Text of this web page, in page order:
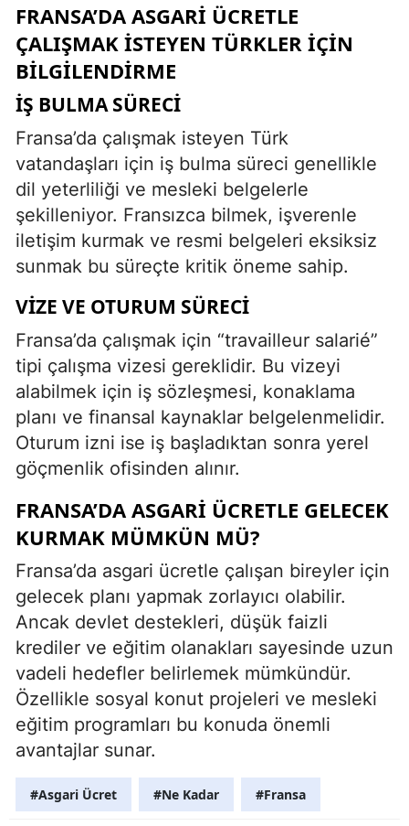
FRANSA’DA ASGARI ÜCRETLE
ÇALIŞMAK İSTEYEN TÜRKLER İÇIN
BILGILENDIRME
İŞ BULMA SÜRECI
Fransa’da çalışmak isteyen Türk
vatandaşları için iş bulma süreci genellikle
dil yeterliliği ve mesleki belgelerle
şekilleniyor. Fransızca bilmek, işverenle
iletişim kurmak ve resmi belgeleri eksiksiz
sunmak bu süreçte kritik öneme sahip.
VIZE VE OTURUM SÜRECI
Fransa’da çalışmak için “travailleur salarié”
tipi çalışma vizesi gereklidir. Bu vizeyi
alabilmek için iş sözleşmesi, konaklama
planı ve finansal kaynaklar belgelenmelidir.
Oturum izni ise iş başladıktan sonra yerel
göçmenlik ofisinden alınır.
FRANSA’DA ASGARI ÜCRETLE GELECEK
KURMAK MÜMKÜN MÜ?
Fransa’da asgari ücretle çalışan bireyler için
gelecek planı yapmak zorlayıcı olabilir.
Ancak devlet destekleri, düşük faizli
krediler ve eğitim olanakları sayesinde uzun
vadeli hedefler belirlemek mümkündür.
Özellikle sosyal konut projeleri ve mesleki
eğitim programları bu konuda önemli
avantajlar sunar.
#Asgari Ücret #Ne Kadar #Fransa